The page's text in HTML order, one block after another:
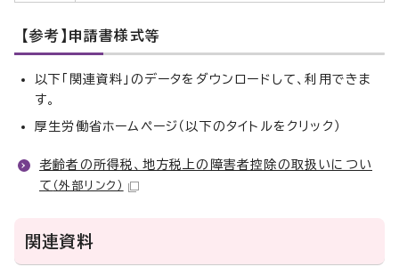
【参考】申請書様式等
以下「関連資料」のデータをダウンロードして、利用できま
す。
厚生労働省ホームページ（以下のタイトルをクリック）
老齢者の所得税、地方税上の障害者控除の取扱いについ
て （外部リンク）
関連資料